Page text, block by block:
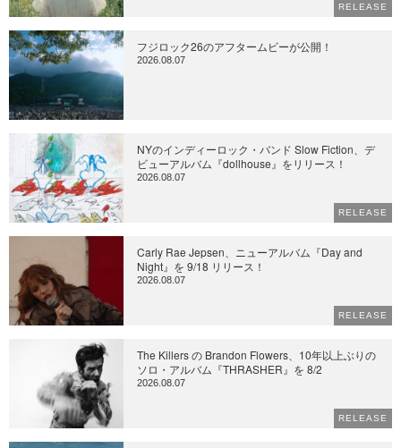
RELEASE
フジロック26のアフタームビーが公開！
2026.08.07
NYのインディーロック・バンド Slow Fiction、デ
ビューアルバム『dollhouse』をリリース！
2026.08.07
RELEASE
Carly Rae Jepsen、ニューアルバム『Day and
Night』を 9/18 リリース！
2026.08.07
RELEASE
The Killers の Brandon Flowers、10年以上ぶりの
ソロ・アルバム『THRASHER』を 8/2
2026.08.07
RELEASE